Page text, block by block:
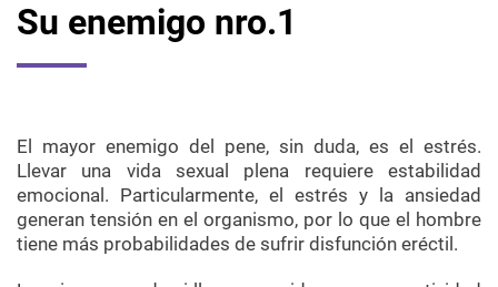
Su enemigo nro.1
El mayor enemigo del pene, sin duda, es el estrés.
Llevar una vida sexual plena requiere estabilidad
emocional. Particularmente, el estrés y la ansiedad
generan tensión en el organismo, por lo que el hombre
tiene más probabilidades de sufrir disfunción eréctil.